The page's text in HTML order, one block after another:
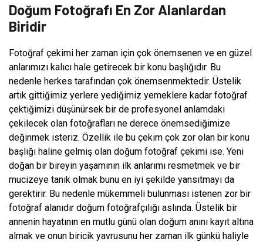
Doğum Fotoğrafı En Zor Alanlardan
Biridir
Fotoğraf çekimi her zaman için çok önemsenen ve en güzel
anlarımızı kalıcı hale getirecek bir konu başlığıdır. Bu
nedenle herkes tarafından çok önemsenmektedir. Üstelik
artık gittiğimiz yerlere yediğimiz yemeklere kadar fotoğraf
çektiğimizi düşünürsek bir de profesyonel anlamdaki
çekilecek olan fotoğrafları ne derece önemsediğimize
değinmek isteriz. Özellik ile bu çekim çok zor olan bir konu
başlığı haline gelmiş olan doğum fotoğraf çekimi ise. Yeni
doğan bir bireyin yaşamının ilk anlarımı resmetmek ve bir
mucizeye tanık olmak bunu en iyi şekilde yansıtmayı da
gerektirir. Bu nedenle mükemmeli bulunması istenen zor bir
fotoğraf alanıdır doğum fotoğrafçılığı aslında. Üstelik bir
annenin hayatının en mutlu günü olan doğum anını kayıt altına
almak ve onun biricik yavrusunu her zaman ilk günkü haliyle